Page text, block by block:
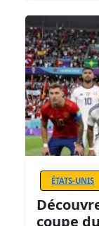
ÉTATS-UNIS
coupe